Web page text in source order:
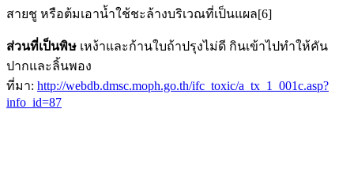
สายชู หรือต้มเอาน้ำใช้ชะล้างบริเวณที่เป็นแผล[6]
ส่วนที่เป็นพิษ เหง้าและก้านใบถ้าปรุงไม่ดี กินเข้าไปทำให้คัน
ปากและลิ้นพอง
ที่มา: http://webdb.dmsc.moph.go.th/ifc_toxic/a_tx_1_001c.asp?
info_id=87